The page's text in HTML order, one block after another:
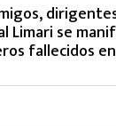
Limari se
fallecidos